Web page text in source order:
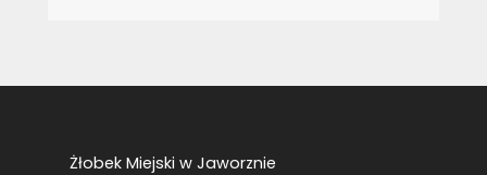
Żłobek Miejski w Jaworznie